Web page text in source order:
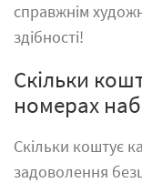
справжнім
здібності!
Скільки
номерах
Скільки коштує
задоволення